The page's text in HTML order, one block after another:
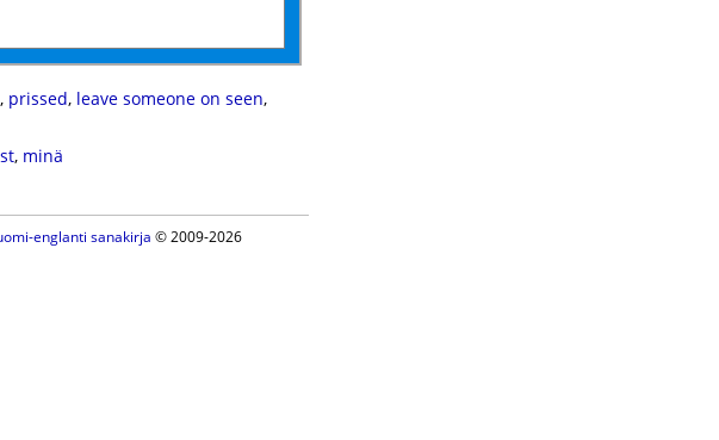
, prissed, leave someone on seen,
, minä
englanti sanakirja © 2009-2026